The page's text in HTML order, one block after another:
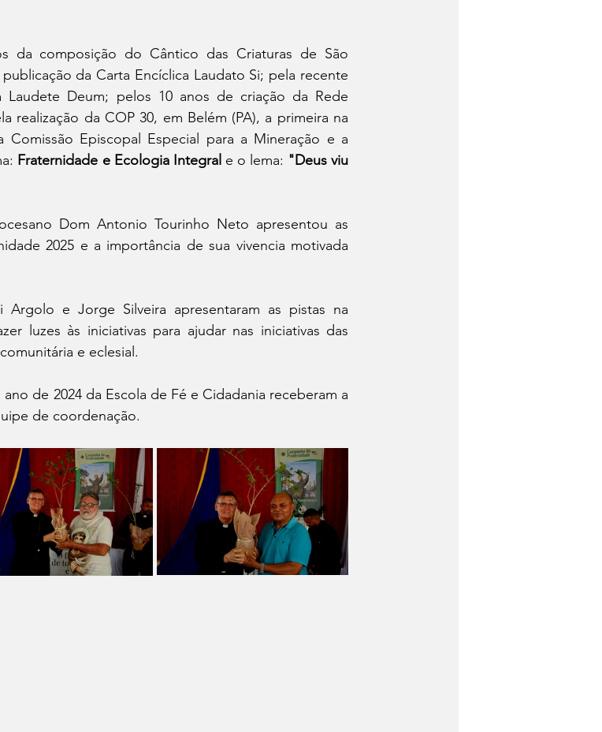
da composição do Cântico das Criaturas de São
da Carta Encíclica Laudato Si; pela recente
Laudete Deum; pelos 10 anos de criação da Rede
realização da COP 30, em Belém (PA), a primeira na
Comissão Episcopal Especial para a Mineração e a
Fraternidade e Ecologia Integral e o lema: "Deus viu
Dom Antonio Tourinho Neto apresentou as
2025 e a importância de sua vivencia motivada
e Jorge Silveira apresentaram as pistas na
luzes às iniciativas para ajudar nas iniciativas das
e eclesial.
de 2024 da Escola de Fé e Cidadania receberam a
de coordenação.